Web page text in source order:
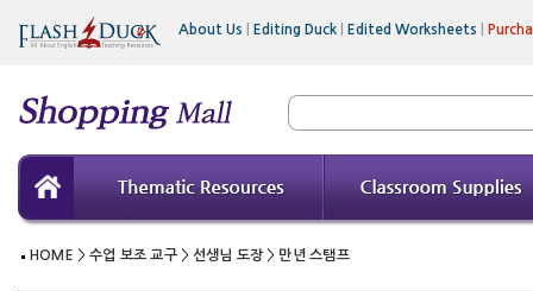
About Us Editing Duck Edited Worksheets
HOME > 수업 보조 교구> 선생님 도장> 만년 스탬프